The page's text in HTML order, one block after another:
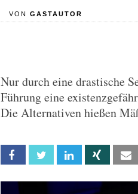
VON GASTAUTOR
Nur durch eine drastische
Führung eine
Die Alternativen hießen
Facebook Twitter Linkedin Xing